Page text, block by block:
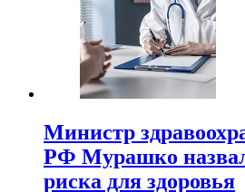
Министр
РФ Мурашко
риска для здоровья